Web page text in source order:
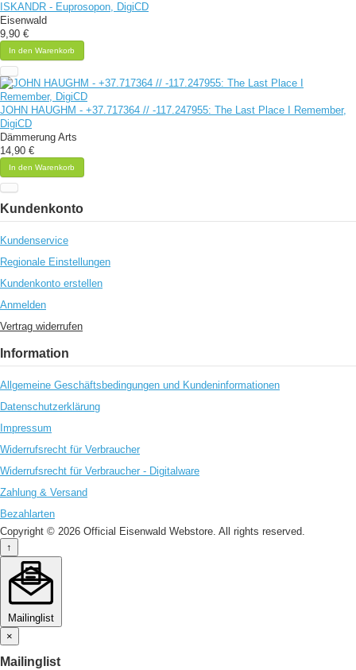
ISKANDR - Euprosopon, DigiCD
Eisenwald
9,90 €
In den Warenkorb
JOHN HAUGHM - +37​.​717364 // -117​.​247955: The Last Place I Remember,
DigiCD
Dämmerung Arts
14,90 €
In den Warenkorb
Kundenkonto
Kundenservice
Regionale Einstellungen
Kundenkonto erstellen
Anmelden
Vertrag widerrufen
Information
Allgemeine Geschäftsbedingungen und Kundeninformationen
Datenschutzerklärung
Impressum
Widerrufsrecht für Verbraucher
Widerrufsrecht für Verbraucher - Digitalware
Zahlung & Versand
Bezahlarten
Copyright © 2026 Official Eisenwald Webstore. All rights reserved.
↑
Mailinglist
×
Mailinglist